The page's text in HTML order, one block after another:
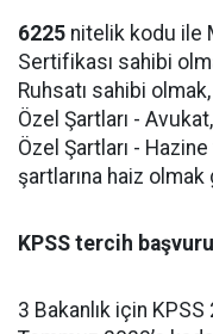
6225 nitelik kodu ile
Sertifikası sahibi
Ruhsatı sahibi olmak,
Özel Şartları - Avukat,
Özel Şartları -
şartlarına haiz olmak
KPSS tercih
3 Bakanlık için